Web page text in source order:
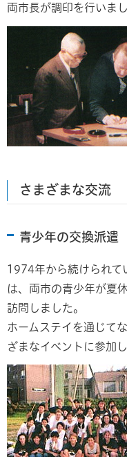
両市長が調印を行いまし
さまざまな交流
青少年の交換派遣
1974年から続けられて
は、両市の青少年が夏
訪問しました。
ホームステイを通じて
ざまなイベントに参加